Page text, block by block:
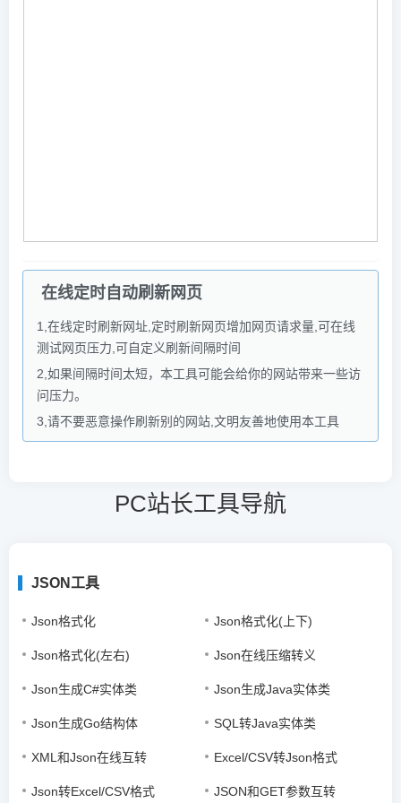
在线定时自动刷新网页
1,在线定时刷新网址,定时刷新网页增加网页请求量,可在线
测试网页压力,可自定义刷新间隔时间
2,如果间隔时间太短，本工具可能会给你的网站带来一些访
问压力。
3,请不要恶意操作刷新别的网站,文明友善地使用本工具
PC站长工具导航
JSON工具
Json格式化 Json格式化(上下)
Json格式化(左右) Json在线压缩转义
Json生成C#实体类 Json生成Java实体类
Json生成Go结构体 SQL转Java实体类
XML和Json在线互转 Excel/CSV转Json格式
Json转Excel/CSV格式 JSON和GET参数互转